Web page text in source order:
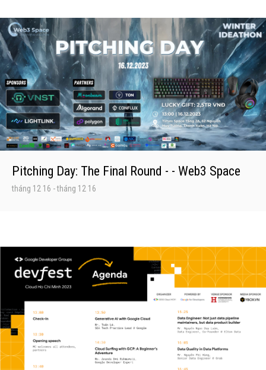
Pitching Day: The Final Round - - Web3 Space
tháng 12 16 -tháng 12 16